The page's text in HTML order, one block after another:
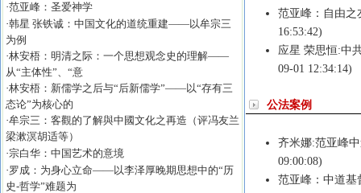
·范亚峰：圣爱神学
·韩星 张铁诚：中国文化的道统重建——以牟宗三
为例
·林安梧：明清之际：一个思想观念史的理解——
从“主体性”、“意
·林安梧：新儒学之后与“后新儒学”——以“存有三
态论”为核心的
·牟宗三：客觀的了解與中國文化之再造（评冯友兰
梁漱溟胡适等）
·宗白华：中国艺术的意境
·罗成：为身心立命——以李泽厚晚期思想中的“历
史-哲学”难题为
范亚峰：自由
16:53:42)
应星 荣思恒:中
09-01 12:34:14)
公法案例
齐米娜:范亚峰
09:00:08)
范亚峰：中道基